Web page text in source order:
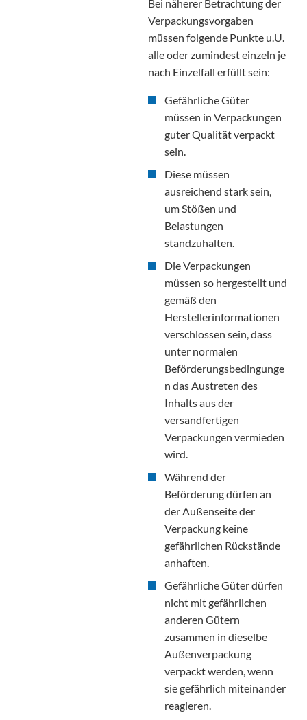
Bei näherer Betrachtung der
Verpackungsvorgaben
müssen folgende Punkte u.U.
alle oder zumindest einzeln je
nach Einzelfall erfüllt sein:
Gefährliche Güter
müssen in Verpackungen
guter Qualität verpackt
sein.
Diese müssen
ausreichend stark sein,
um Stößen und
Belastungen
standzuhalten.
Die Verpackungen
müssen so hergestellt und
gemäß den
Herstellerinformationen
verschlossen sein, dass
unter normalen
Beförderungsbedingunge
n das Austreten des
Inhalts aus der
versandfertigen
Verpackungen vermieden
wird.
Während der
Beförderung dürfen an
der Außenseite der
Verpackung keine
gefährlichen Rückstände
anhaften.
Gefährliche Güter dürfen
nicht mit gefährlichen
anderen Gütern
zusammen in dieselbe
Außenverpackung
verpackt werden, wenn
sie gefährlich miteinander
reagieren.